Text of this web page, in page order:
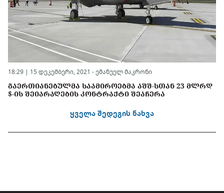
18:29 | 15 დეკემბერი, 2021 - ემანუელ მაკრონი
ᲒᲐᲔᲠᲗᲘᲐᲜᲔᲑᲣᲚᲛᲐ ᲡᲐᲐᲛᲘᲠᲝᲔᲑᲛᲐ ᲐᲨᲨ-ᲡᲗᲐᲜ 23 ᲛᲚᲠᲓ
$-ᲘᲡ ᲨᲔᲘᲐᲠᲐᲦᲔᲑᲘᲡ ᲙᲝᲜᲢᲠᲐᲥᲢᲘ ᲨᲔᲐᲩᲔᲠᲐ
ყველა შედეგის ნახვა